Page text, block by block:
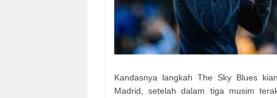
Kandasnya langkah The Sky Blues
Madrid, setelah dalam tiga musim